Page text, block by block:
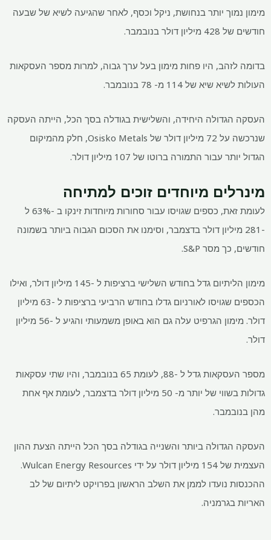
מימון נמוך יותר בנחושת, ניקל וכסף, לאחר שהגיעה לשיא של שבעה
חודשים של 428 מיליון דולר בנובמבר.
בדומה לזהב, היו פחות מימון בעל ערך גבוה, למרות מספר העסקאות
העולות לשיא שיא של 114 מ- 78 בנובמבר.
העסקה הגדולה היחידה, והשלישית בגודלה בסך הכל, הייתה העסקה
שנרכשה על 72 מיליון דולר של Osisko Metals, חלק מהמיקום
הגדול יותר עבור התמורה ברוטו של 107 מיליון דולר.
מינרלים מיוחדים זוכים למתיחה
לעומת זאת, כספים שגויסו עבור סחורות מיוחדות זינקו ב -63% ל
-281 מיליון דולר בדצמבר, וסימנו את הסכום הגבוה ביותר בשמונה
חודשים, כך מסר S&P.
מימון הליתיום גדל בחודש השלישי ברציפות ל -145 מיליון דולר, ואילו
הכספים שגויסו לאורניום גדלו בחודש הרביעי ברציפות ל -63 מיליון
דולר. מימון הגרפיט עלה גם הוא באופן משמעותי והגיע ל -56 מיליון
דולר.
מספר העסקאות גדל ל -88, לעומת 65 בנובמבר, והיו שתי עסקאות
גדולות בשווי של יותר מ- 50 מיליון דולר בדצמבר, לעומת אף אחת
מהן בנובמבר.
העסקה הגדולה ביותר והשנייה בגודלה בסך הכל הייתה הצעת ההון
העצמית של 154 מיליון דולר על ידי Wulcan Energy Resources.
ההכנסות נועדו לממן את השלב הראשון בפרויקט ליתיום של לב
האריות בגרמניה.